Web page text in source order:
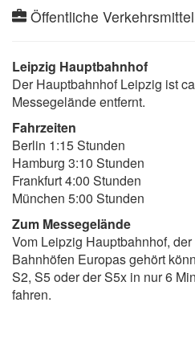
Öffentliche Verkehrsmittel
Leipzig Hauptbahnhof
Der Hauptbahnhof Leipzig ist
Messegelände entfernt.
Fahrzeiten
Berlin 1:15 Stunden
Hamburg 3:10 Stunden
Frankfurt 4:00 Stunden
München 5:00 Stunden
Zum Messegelände
Vom Leipzig Hauptbahnhof,
Bahnhöfen Europas gehört
S2, S5 oder der S5x in nur 6
fahren.